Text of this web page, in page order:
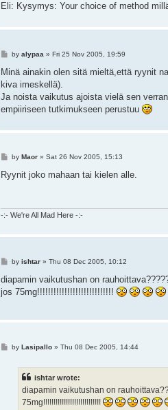
Eli: Kysymys: Your choice of method
P
s
by alypaa » Fri 25 Nov 2005, 19:59
Minä ainakin olen sitä mieltä,että ryynit
kiva imeskellä).
Ja noista vaikutus ajoista vielä sen
empiiriseen tutkimukseen perustuu
P
s
t
by Maor» Sat 26 Nov 2005, 15:13
Ryynit joko mahaan tai kielen alle.
-:- We're All Mad Here -:-
P
s
by ishtar» Thu 08 Dec 2005, 10:12
diapamin vaikutushan on
jos 75mg!!!!!!!!!!!!!!!!!!!!!!!!!!!!
Pby Lasipallo» Thu 08 Dec 2005, 14:44
ishtar wrote:
diapamin vaikutushan on
75mg!!!!!!!!!!!!!!!!!!!!!!!!!!!!